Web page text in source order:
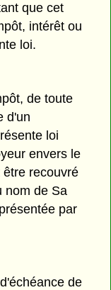
que cet
intérêt ou
loi.
de toute
d'un
loi
envers le
recouvré
nom de Sa
par
de